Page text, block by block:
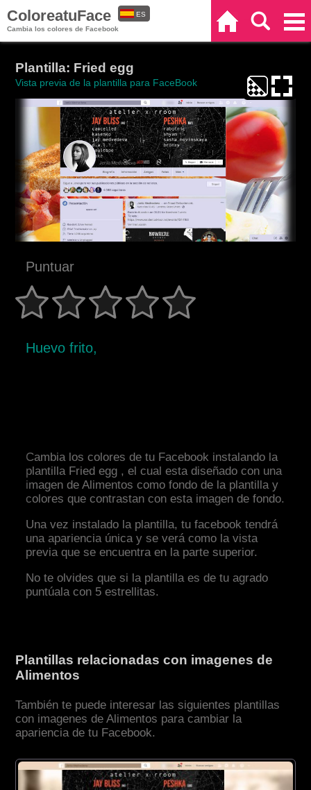
ColoreatuFace
Cambia los colores de Facebook
ES
Plantilla: Fried egg
Vista previa de la plantilla para FaceBook
Puntuar
Huevo frito,
Cambia los colores de tu Facebook instalando la
plantilla Fried egg , el cual esta diseñado con una
imagen de Alimentos como fondo de la plantilla y
colores que contrastan con esta imagen de fondo.
Una vez instalado la plantilla, tu facebook tendrá
una apariencia única y se verá como la vista
previa que se encuentra en la parte superior.
No te olvides que si la plantilla es de tu agrado
puntúala con 5 estrellitas.
Plantillas relacionadas con imagenes de
Alimentos
También te puede interesar las siguientes plantillas
con imagenes de Alimentos para cambiar la
apariencia de tu Facebook.